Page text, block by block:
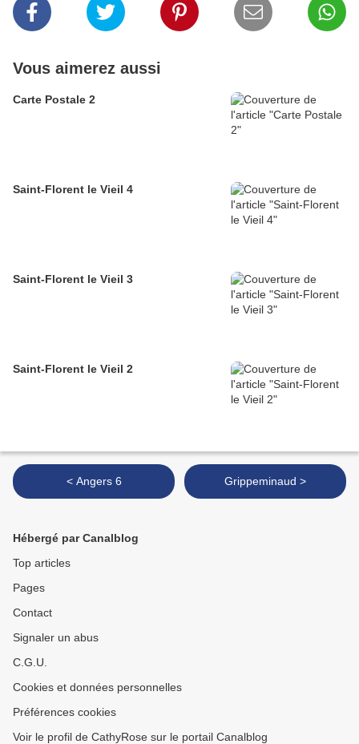
Vous aimerez aussi
Carte Postale 2
Saint-Florent le Vieil 4
Saint-Florent le Vieil 3
Saint-Florent le Vieil 2
< Angers 6 Grippeminaud >
Hébergé par Canalblog
Top articles
Pages
Contact
Signaler un abus
C.G.U.
Cookies et données personnelles
Préférences cookies
Voir le profil de CathyRose sur le portail Canalblog